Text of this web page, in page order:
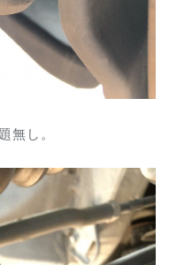
無し。